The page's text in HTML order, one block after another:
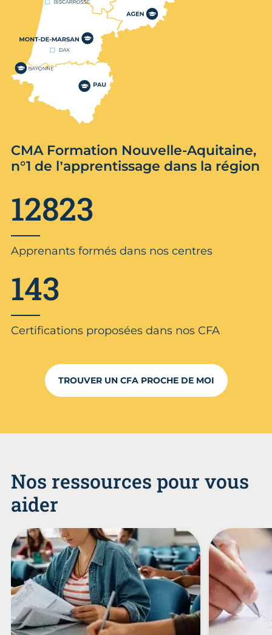
CMA Formation Nouvelle-Aquitaine,
n°1 de l’apprentissage dans la région
12823
Apprenants formés dans nos centres
143
Certifications proposées dans nos CFA
TROUVER UN CFA PROCHE DE MOI
Nos ressources pour vous
aider